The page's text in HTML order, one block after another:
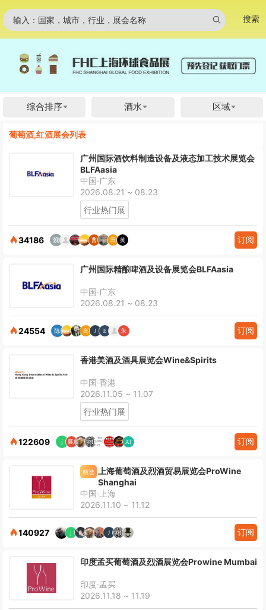
输入：国家，城市，行业，展会名称 搜索
综合排序 酒水 区域
葡萄酒,红酒展会列表
广州国际酒饮料制造设备及液态加工技术展览会
BLFAasia
中国·广东
2026.08.21 ~ 08.23
行业热门展
34186 订阅
广州国际精酿啤酒及设备展览会BLFAasia
中国·广东
2026.08.21 ~ 08.23
24554 订阅
香港美酒及酒具展览会Wine&Spirits
中国·香港
2026.11.05 ~ 11.07
行业热门展
122609 订阅
精选
上海葡萄酒及烈酒贸易展览会ProWine
Shanghai
中国·上海
2026.11.10 ~ 11.12
140927 订阅
印度孟买葡萄酒及烈酒展览会Prowine Mumbai
印度·孟买
2026.11.18 ~ 11.19